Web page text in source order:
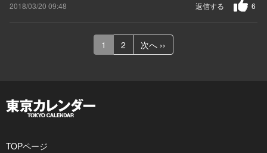
2018/03/20 09:48 6
返信する
1 2 次へ ››
TOPページ